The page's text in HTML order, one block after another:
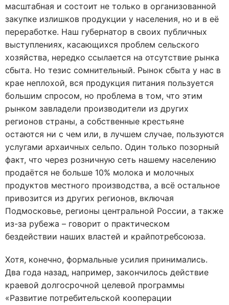
масштабная и состоит не только в организованной
закупке излишков продукции у населения, но и в её
переработке. Наш губернатор в своих публичных
выступлениях, касающихся проблем сельского
хозяйства, нередко ссылается на отсутствие рынка
сбыта. Но тезис сомнительный. Рынок сбыта у нас в
крае неплохой, вся продукция питания пользуется
большим спросом, но проблема в том, что этим
рынком завладели производители из других
регионов страны, а собственные крестьяне
остаются ни с чем или, в лучшем случае, пользуются
услугами архаичных сельпо. Один только позорный
факт, что через розничную сеть нашему населению
продаётся не больше 10% молока и молочных
продуктов местного производства, а всё остальное
привозится из других регионов, включая
Подмосковье, регионы центральной России, а также
из-за рубежа – говорит о практическом
бездействии наших властей и крайпотребсоюза.
Хотя, конечно, формальные усилия принимались.
Два года назад, например, закончилось действие
краевой долгосрочной целевой программы
«Развитие потребительской кооперации